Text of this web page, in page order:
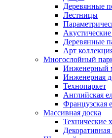
Деревянные
Лестницы
Деревянные
Арт
Многослойный
Инженерный
Инженерная
Технопаркет
Английская
Французская
Массивная доска
Технические